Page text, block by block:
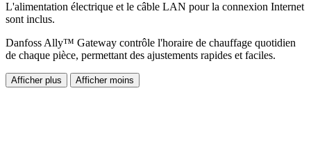
L'alimentation électrique et le câble LAN pour la connexion Internet
sont inclus.
Danfoss Ally™ Gateway contrôle l'horaire de chauffage quotidien
de chaque pièce, permettant des ajustements rapides et faciles.
Afficher plus Afficher moins